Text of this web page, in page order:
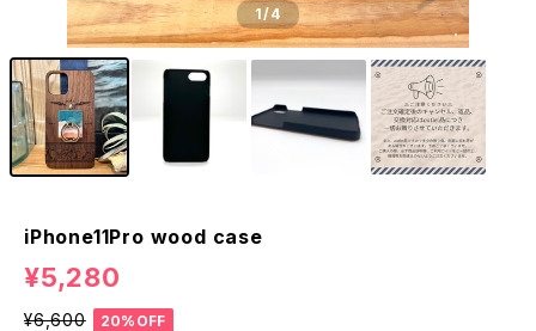
1/4
iPhone11Pro wood case
¥5,280
¥6,600
20%OFF